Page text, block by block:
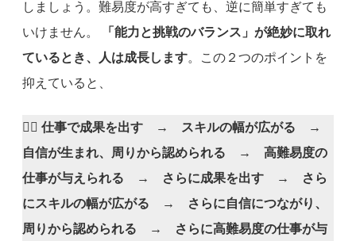
しましょう。難易度が高すぎても、逆に簡単すぎても
いけません。
「能力と挑戦のバランス」が絶妙に取れ
ているとき、人は成長します。この２つのポイントを
抑えていると、
👍🏼 仕事で成果を出す → スキルの幅が広がる →
自信が生まれ、周りから認められる → 高難易度の
仕事が与えられる → さらに成果を出す → さら
にスキルの幅が広がる → さらに自信につながり、
周りから認められる → さらに高難易度の仕事が与